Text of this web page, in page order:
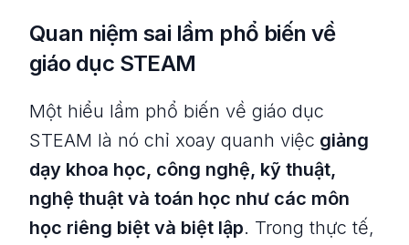
Quan niệm sai lầm phổ biến về
giáo dục STEAM
Một hiểu lầm phổ biến về giáo dục
STEAM là nó chỉ xoay quanh việc giảng
dạy khoa học, công nghệ, kỹ thuật,
nghệ thuật và toán học như các môn
học riêng biệt và biệt lập. Trong thực tế,